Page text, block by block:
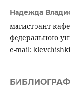
Надежда
магистрант
федерального
e-mail: